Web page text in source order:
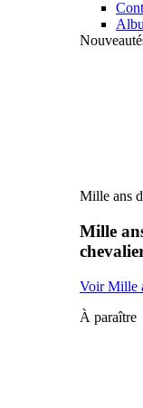
Mille ans
Mille
Voir Mille
À paraître